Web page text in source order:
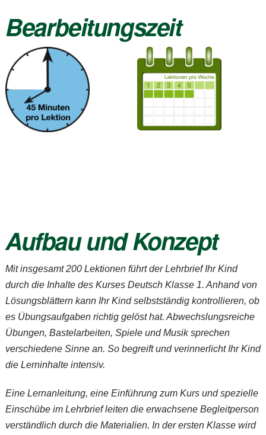
Bearbeitungszeit
Aufbau und Konzept
Mit insgesamt 200 Lektionen führt der Lehrbrief Ihr Kind
durch die Inhalte des Kurses Deutsch Klasse 1. Anhand von
Lösungsblättern kann Ihr Kind selbstständig kontrollieren, ob
es Übungsaufgaben richtig gelöst hat. Abwechslungsreiche
Übungen, Bastelarbeiten, Spiele und Musik sprechen
verschiedene Sinne an. So begreift und verinnerlicht Ihr Kind
die Lerninhalte intensiv.
Eine Lernanleitung, eine Einführung zum Kurs und spezielle
Einschübe im Lehrbrief leiten die erwachsene Begleitperson
verständlich durch die Materialien. In der ersten Klasse wird